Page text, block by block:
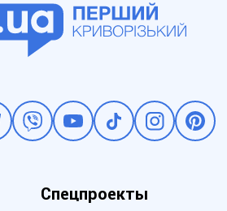
Спецпроекты